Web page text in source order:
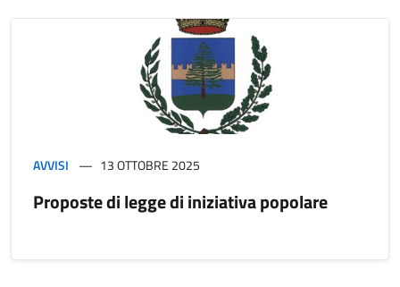
AVVISI 13 OTTOBRE 2025
Proposte di legge di iniziativa popolare